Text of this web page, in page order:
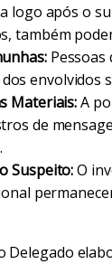
logo após o
também
Pessoas
envolvidos
Materiais:A
de
Suspeito:O
Delegado